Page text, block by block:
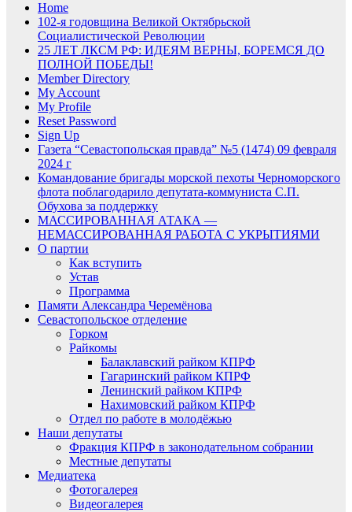
Home
102-я годовщина Великой Октябрьской
Социалистической Революции
25 ЛЕТ ЛКСМ РФ: ИДЕЯМ ВЕРНЫ, БОРЕМСЯ ДО
ПОЛНОЙ ПОБЕДЫ!
Member Directory
My Account
My Profile
Reset Password
Sign Up
Газета “Севастопольская правда” №5 (1474) 09 февраля
2024 г
Командование бригады морской пехоты Черноморского
флота поблагодарило депутата-коммуниста С.П.
Обухова за поддержку
МАССИРОВАННАЯ АТАКА —
НЕМАССИРОВАННАЯ РАБОТА С УКРЫТИЯМИ
О партии
Как вступить
Устав
Программа
Памяти Александра Черемёнова
Севастопольское отделение
Горком
Райкомы
Балаклавский райком КПРФ
Гагаринский райком КПРФ
Ленинский райком КПРФ
Нахимовский райком КПРФ
Отдел по работе в молодёжью
Наши депутаты
Фракция КПРФ в законодательном собрании
Местные депутаты
Медиатека
Фотогалерея
Видеогалерея